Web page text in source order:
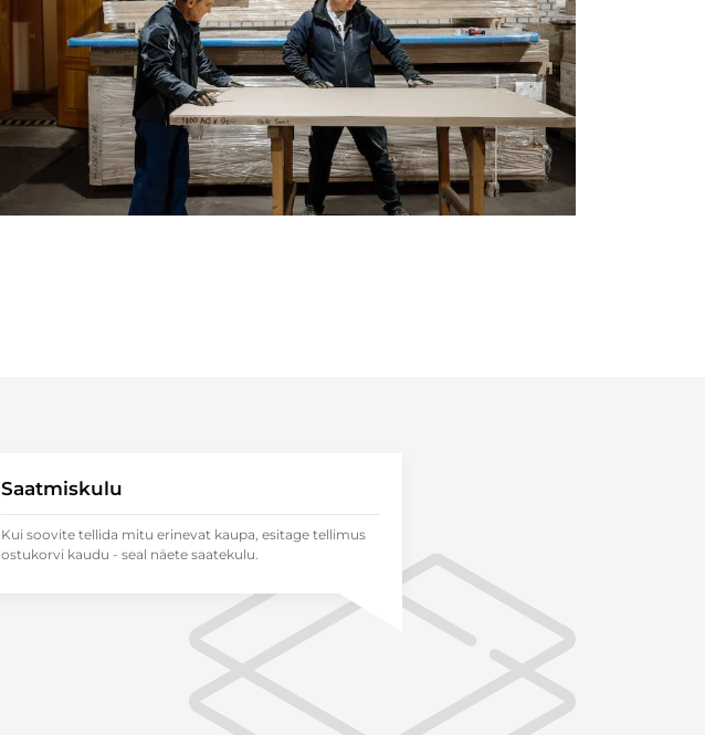
Saatmiskulu
Kui soovite tellida mitu erinevat kaupa, esitage tellimus
ostukorvi kaudu - seal näete saatekulu.